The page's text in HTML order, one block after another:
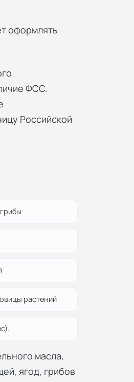
оформлять
ФСС.
Российской
растений
масла,
ягод, грибов